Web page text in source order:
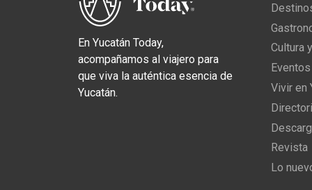
En Yucatán Today,
acompañamos al viajero para
que viva la auténtica esencia de
Yucatán.
Cultura
Vivir en
Revista
Lo